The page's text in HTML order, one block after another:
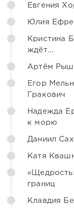
Евгения
Юлия
Кристина
ждёт...
Артём
Егор
Гракович
Надежда
к морю
Даниил
Катя
границ
Клавдия